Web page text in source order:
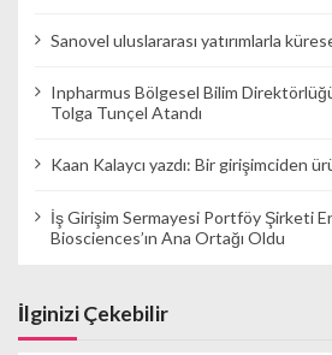
Sanovel uluslararası yatırımlarla
Inpharmus Bölgesel Bilim
Tolga Tunçel Atandı
Kaan Kalaycı yazdı: Bir girişimciden
İş Girişim Sermayesi Portföy Şirketi
Biosciences’ın Ana Ortağı Oldu
İlginizi Çekebilir